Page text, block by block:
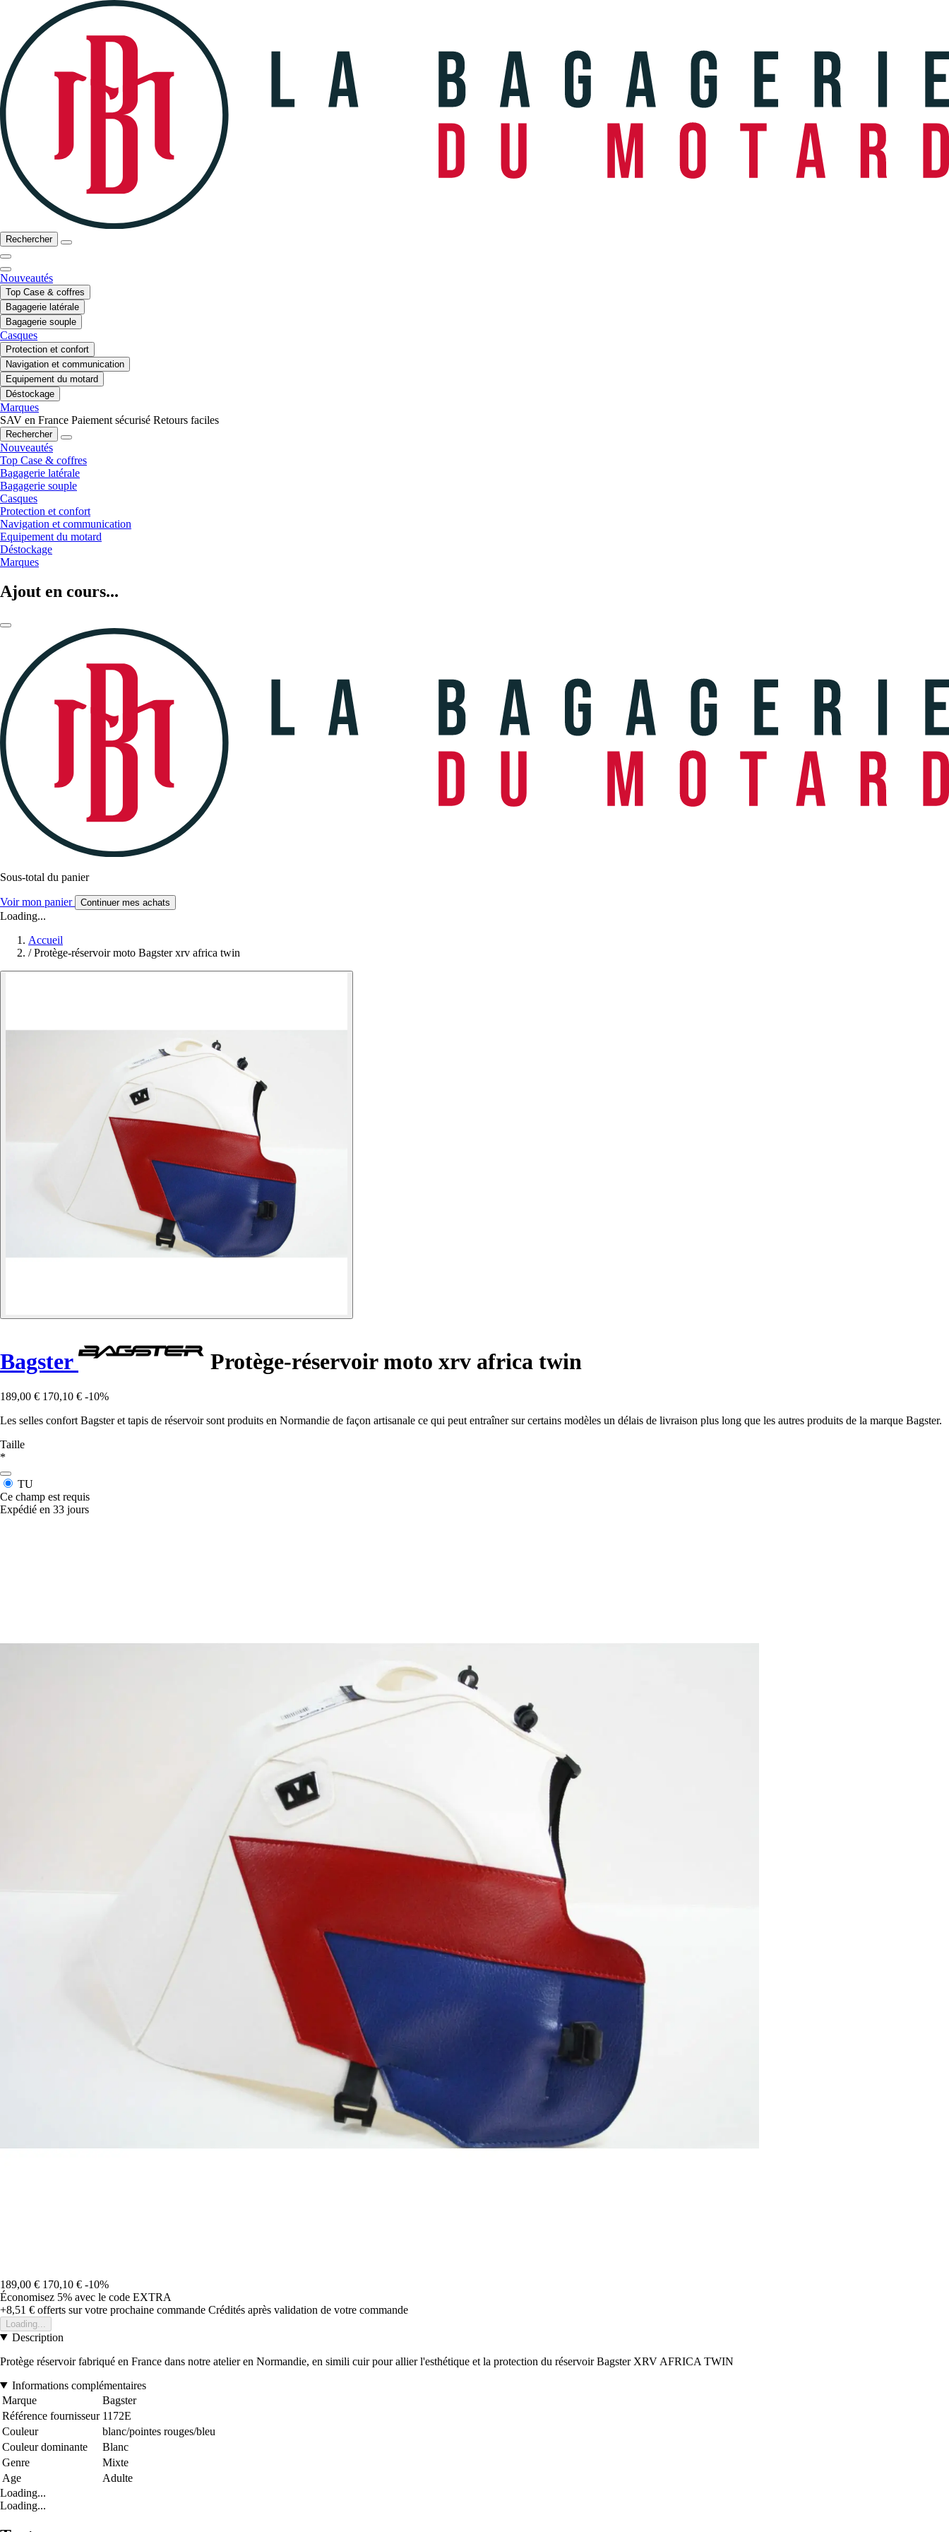
Rechercher
Nouveautés
Top Case & coffres
Bagagerie latérale
Bagagerie souple
Casques
Protection et confort
Navigation et communication
Equipement du motard
Déstockage
Marques
SAV en France Paiement sécurisé Retours faciles
Rechercher
Nouveautés
Top Case & coffres
Bagagerie latérale
Bagagerie souple
Casques
Protection et confort
Navigation et communication
Equipement du motard
Déstockage
Marques
Ajout en cours...
Sous-total du panier
Voir mon panier Continuer mes achats
Loading...
Accueil
/ Protège-réservoir moto Bagster xrv africa twin
Bagster Protège-réservoir moto xrv africa twin
189,00 € 170,10 € -10%
Les selles confort Bagster et tapis de réservoir sont produits en Normandie de façon artisanale ce qui peut entraîner sur certains modèles un délais de livraison plus long que les autres produits de la marque Bagster.
Taille
*
TU
Ce champ est requis
Expédié en 33 jours
189,00 € 170,10 € -10%
Économisez 5% avec le code EXTRA
+8,51 € offerts sur votre prochaine commande Crédités après validation de votre commande
Loading...
Description
Protège réservoir fabriqué en France dans notre atelier en Normandie, en simili cuir pour allier l'esthétique et la protection du réservoir Bagster XRV AFRICA TWIN
Informations complémentaires
Marque
Bagster
Référence fournisseur 1172E
Couleur
blanc/pointes rouges/bleu
Couleur dominante
Blanc
Genre
Mixte
Age
Adulte
Loading...
Loading...